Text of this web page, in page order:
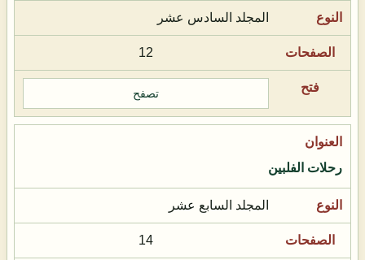
المجلد السادس عشر
12
تصفح
رحلات الفلبين
المجلد السابع عشر
14